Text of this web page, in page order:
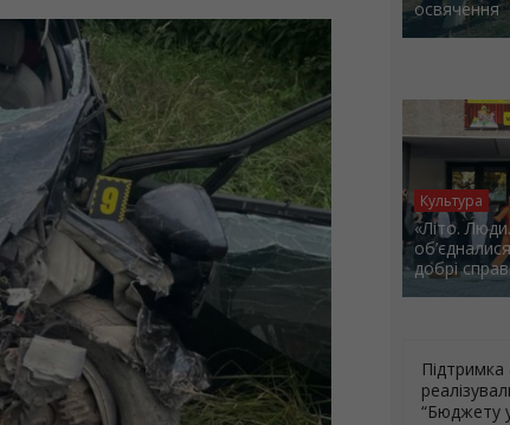
освячення
Культура
«Літо.
добрі
“Бюджету